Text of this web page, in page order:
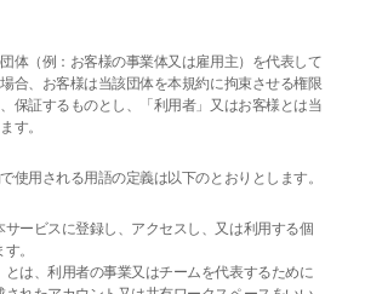
体（例：お客様の事業体又は雇用主）を代表して
合、お客様は当該団体を本規約に拘束させる権限
保証するものとし、「利用者」又はお客様とは当
す。
使用される用語の定義は以下のとおりとします。
サービスに登録し、アクセスし、又は利用する個
。
とは、利用者の事業又はチームを代表するために